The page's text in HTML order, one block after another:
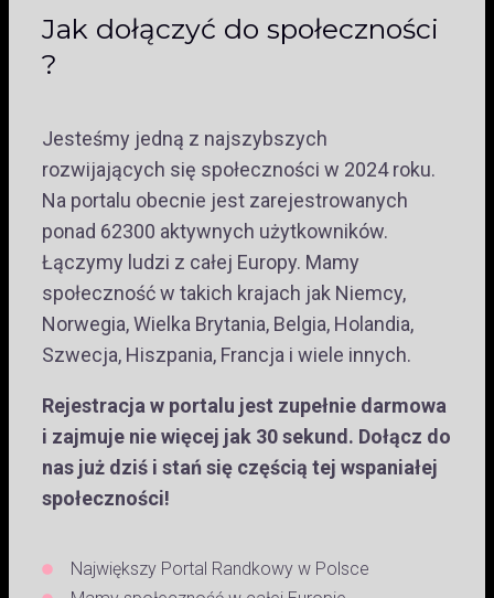
Jak dołączyć do społeczności
?
Jesteśmy jedną z najszybszych
rozwijających się społeczności w 2024 roku.
Na portalu obecnie jest zarejestrowanych
ponad 62300 aktywnych użytkowników.
Łączymy ludzi z całej Europy. Mamy
społeczność w takich krajach jak Niemcy,
Norwegia, Wielka Brytania, Belgia, Holandia,
Szwecja, Hiszpania, Francja i wiele innych.
Rejestracja w portalu jest zupełnie darmowa
i zajmuje nie więcej jak 30 sekund. Dołącz do
nas już dziś i stań się częścią tej wspaniałej
społeczności!
Największy Portal Randkowy w Polsce